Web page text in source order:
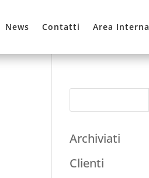
News Contatti Area Interna
Archiviati
Clienti